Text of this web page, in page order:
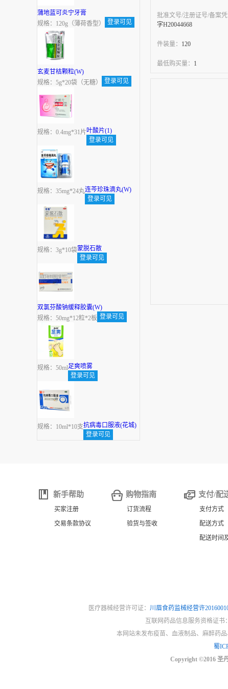
蒲地蓝可炎宁牙膏
规格：120g（薄荷香型）
登录可见
玄麦甘桔颗粒(W)
规格：5g*20袋（无糖）
登录可见
叶酸片(1)
规格：0.4mg*31片
登录可见
连芩珍珠滴丸(W)
规格：35mg*24丸
登录可见
蒙脱石散
规格：3g*10袋
登录可见
双氯芬酸钠缓释胶囊(W)
规格：50mg*12粒*2板 登录可见
足爽喷雾
规格：50ml
登录可见
抗病毒口服液(花城)
规格：10ml*10支
登录可见
批准文号/注册证号/备案凭
字H20044668
件装量： 120
最低购买量： 1
新手帮助
买家注册
交易条款协议
购物指南
订货流程
验货与签收
支付/配
支付方式
配送方式
配送时间
医疗器械经营许可证： 川眉食药监械经营许
互联网药品信息服务资格证书：
本网站未发布疫苗、血液制品、麻醉药
蜀
Copyright ©2016 圣